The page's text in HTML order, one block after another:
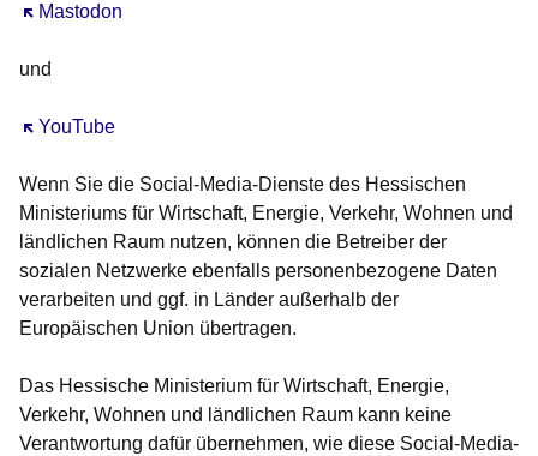
Mastodon
Öffnet sich in einem neuen Fenster
und
YouTube
Öffnet sich in einem neuen Fenster
Wenn Sie die Social-Media-Dienste des Hessischen
Ministeriums für Wirtschaft, Energie, Verkehr, Wohnen und
ländlichen Raum nutzen, können die Betreiber der
sozialen Netzwerke ebenfalls personenbezogene Daten
verarbeiten und ggf. in Länder außerhalb der
Europäischen Union übertragen.
Das Hessische Ministerium für Wirtschaft, Energie,
Verkehr, Wohnen und ländlichen Raum kann keine
Verantwortung dafür übernehmen, wie diese Social-Media-